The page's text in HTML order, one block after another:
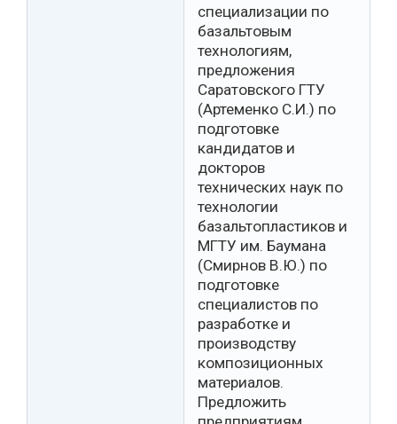
специализации по
базальтовым
технологиям,
предложения
Саратовского ГТУ
(Артеменко С.И.) по
подготовке
кандидатов и
докторов
технических наук по
технологии
базальтопластиков и
МГТУ им. Баумана
(Смирнов В.Ю.) по
подготовке
специалистов по
разработке и
производству
композиционных
материалов.
Предложить